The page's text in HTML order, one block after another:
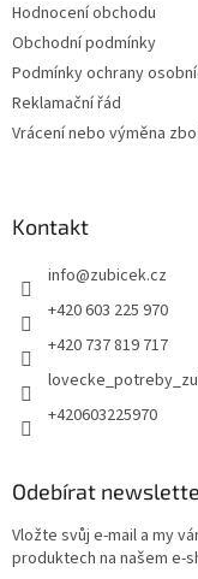
Hodnocení obchodu
Obchodní podmínky
Podmínky ochrany
Reklamační řád
Vrácení nebo výměna
Kontakt
info@zubicek.cz
+420 603 225 970
+420 737 819 717
+420603225970
Odebírat
Vložte svůj e-mail a my
produktech na našem e-